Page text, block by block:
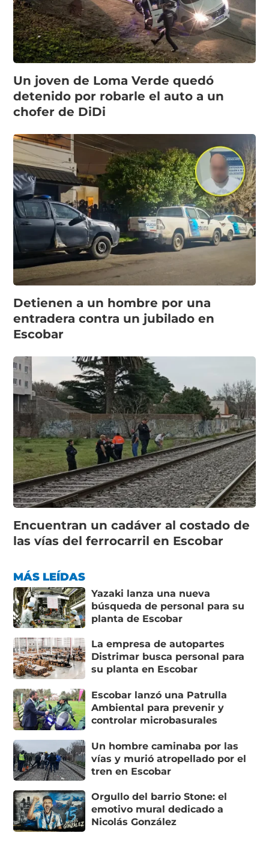
Un joven de Loma Verde quedó
detenido por robarle el auto a un
chofer de DiDi
Detienen a un hombre por una
entradera contra un jubilado en
Escobar
Encuentran un cadáver al costado de
las vías del ferrocarril en Escobar
MÁS LEÍDAS
Yazaki lanza una nueva
búsqueda de personal para su
planta de Escobar
La empresa de autopartes
Distrimar busca personal para
su planta en Escobar
Escobar lanzó una Patrulla
Ambiental para prevenir y
controlar microbasurales
Un hombre caminaba por las
vías y murió atropellado por el
tren en Escobar
Orgullo del barrio Stone: el
emotivo mural dedicado a
Nicolás González